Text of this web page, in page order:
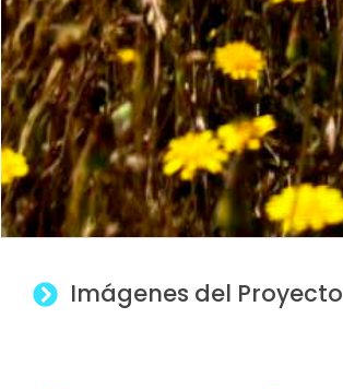
Imágenes del Proyecto